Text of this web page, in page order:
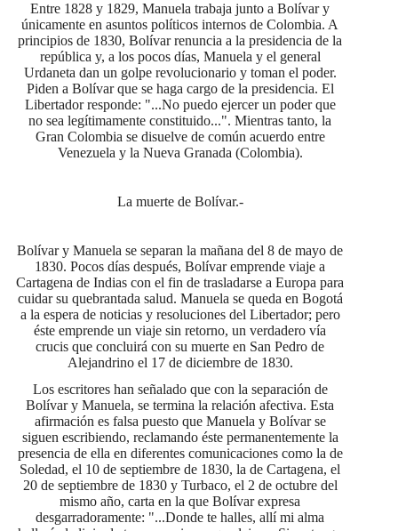
Entre 1828 y 1829, Manuela trabaja junto a Bolívar y
únicamente en asuntos políticos internos de Colombia. A
principios de 1830, Bolívar renuncia a la presidencia de la
república y, a los pocos días, Manuela y el general
Urdaneta dan un golpe revolucionario y toman el poder.
Piden a Bolívar que se haga cargo de la presidencia. El
Libertador responde: "...No puedo ejercer un poder que
no sea legítimamente constituido...". Mientras tanto, la
Gran Colombia se disuelve de común acuerdo entre
Venezuela y la Nueva Granada (Colombia).
La muerte de Bolívar.-
Bolívar y Manuela se separan la mañana del 8 de mayo de
1830. Pocos días después, Bolívar emprende viaje a
Cartagena de Indias con el fin de trasladarse a Europa para
cuidar su quebrantada salud. Manuela se queda en Bogotá
a la espera de noticias y resoluciones del Libertador; pero
éste emprende un viaje sin retorno, un verdadero vía
crucis que concluirá con su muerte en San Pedro de
Alejandrino el 17 de diciembre de 1830.
Los escritores han señalado que con la separación de
Bolívar y Manuela, se termina la relación afectiva. Esta
afirmación es falsa puesto que Manuela y Bolívar se
siguen escribiendo, reclamando éste permanentemente la
presencia de ella en diferentes comunicaciones como la de
Soledad, el 10 de septiembre de 1830, la de Cartagena, el
20 de septiembre de 1830 y Turbaco, el 2 de octubre del
mismo año, carta en la que Bolívar expresa
desgarradoramente: "...Donde te halles, allí mi alma